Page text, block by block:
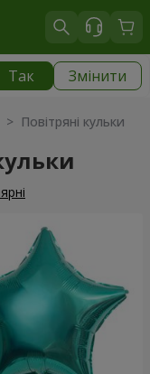
Так Змінити
Повітряні кульки